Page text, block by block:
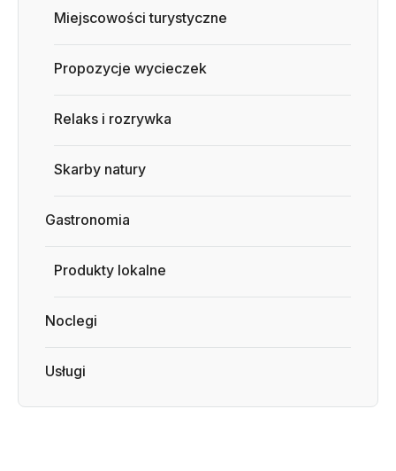
Miejscowości turystyczne
Propozycje wycieczek
Relaks i rozrywka
Skarby natury
Gastronomia
Produkty lokalne
Noclegi
Usługi